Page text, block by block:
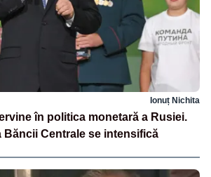
Ionuț Nichita
în politica monetară a Rusiei.
Băncii Centrale se intensifică